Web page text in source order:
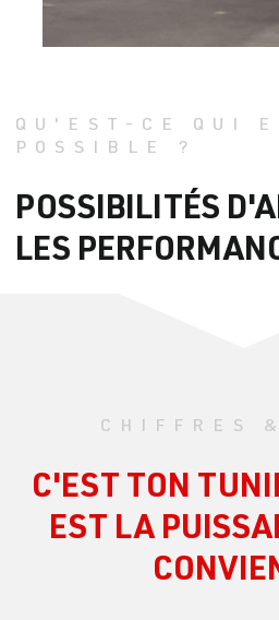
QU'EST-CE QUI
POSSIBLE ?
POSSIBILITÉS
LES
CHIFFRES
C'EST TON
EST LA